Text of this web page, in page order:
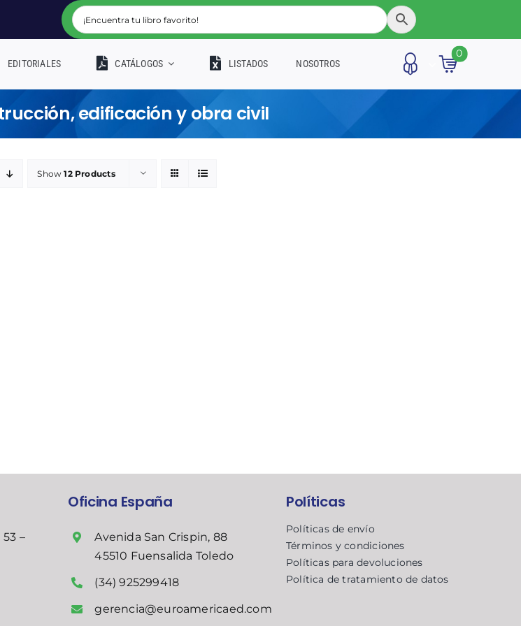
EDITORIALES CATÁLOGOS LISTADOS NOSOTROS
0
edificación y obra civil
Show12 Products
–
Oficina España
Avenida San Crispin, 88
45510 Fuensalida Toledo
(34) 925299418
gerencia@euroamericaed.com
Políticas
Políticas de envío
Términos y condiciones
Políticas para devoluciones
Política de tratamiento de datos